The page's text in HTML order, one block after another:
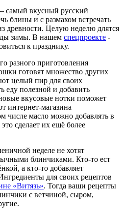
самый вкусный русский
блины и с размахом встречать
древности. Целую неделю длятся
зимы. В нашем спецпроекте -
к празднику.
разного приготовления
готовят множество других
целый пир для своих
еду полезной и добавить
вкусовые нотки поможет
интернет-магазина
числе масло можно добавлять в
сделает их ещё более
неделе не хотят
блинчиками. Кто-то ест
а кто-то добавляет
для своих рецептов
«Витязь». Тогда ваши рецепты
с ветчиной, сыром,